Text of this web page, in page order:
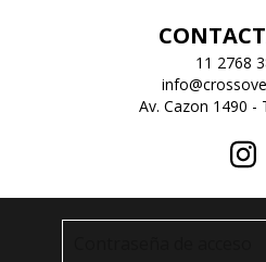
11 2768
Av. Cazon 1490 -